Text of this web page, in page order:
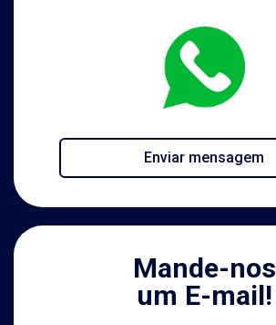
Enviar mensagem
Mande-nos
um E-mail!